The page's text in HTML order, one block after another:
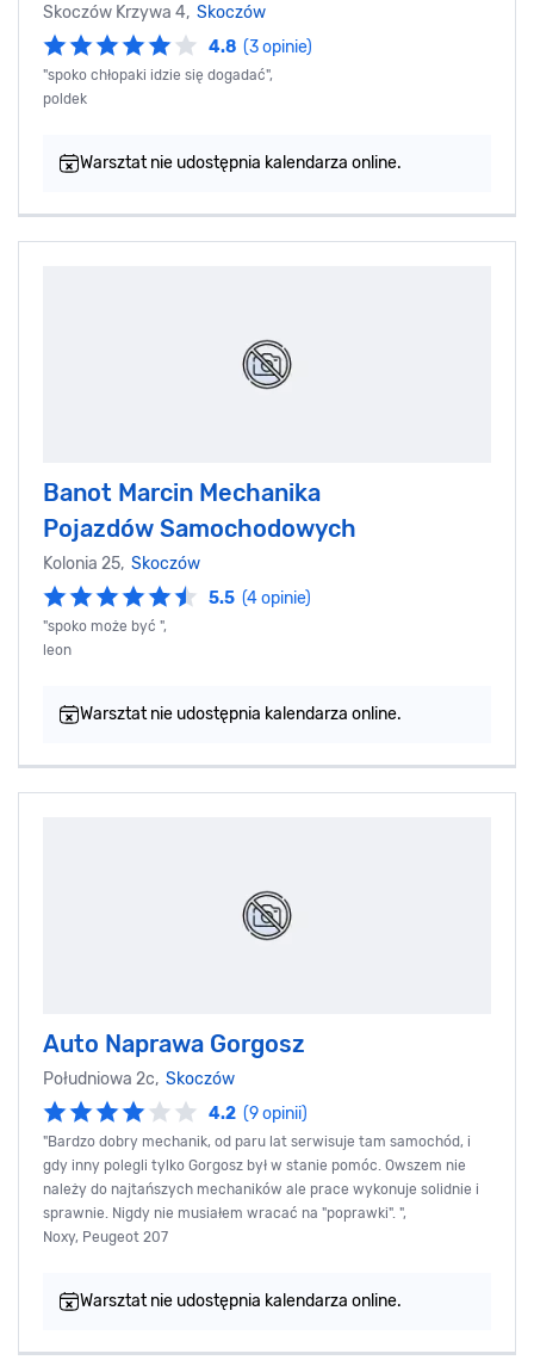
Skoczów Krzywa 4, Skoczów
4.8 (3 opinie)
"spoko chłopaki idzie się dogadać",
poldek
Warsztat nie udostępnia kalendarza online.
Banot Marcin Mechanika
Pojazdów Samochodowych
Kolonia 25, Skoczów
5.5 (4 opinie)
"spoko może być ",
leon
Warsztat nie udostępnia kalendarza online.
Auto Naprawa Gorgosz
Południowa 2c, Skoczów
4.2 (9 opinii)
"Bardzo dobry mechanik, od paru lat serwisuje tam samochód, i
gdy inny polegli tylko Gorgosz był w stanie pomóc. Owszem nie
należy do najtańszych mechaników ale prace wykonuje solidnie i
sprawnie. Nigdy nie musiałem wracać na "poprawki". ",
Noxy, Peugeot 207
Warsztat nie udostępnia kalendarza online.